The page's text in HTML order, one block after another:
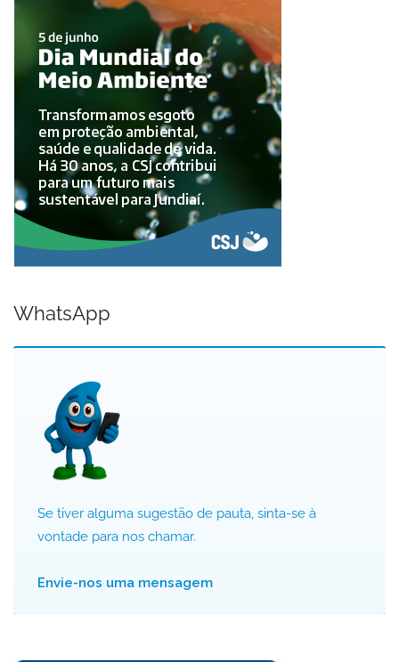
WhatsApp
Se tiver alguma sugestão de pauta, sinta-se à
vontade para nos chamar.
Envie-nos uma mensagem